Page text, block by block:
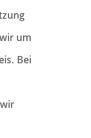
um
Bei